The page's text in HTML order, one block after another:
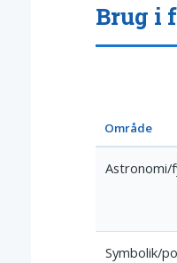
Brug i
Område
Astronomi/
Symbolik/